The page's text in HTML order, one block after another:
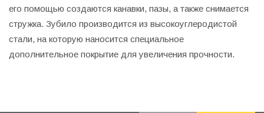
его помощью создаются канавки, пазы, а также снимается
стружка. Зубило производится из высокоуглеродистой
стали, на которую наносится специальное
дополнительное покрытие для увеличения прочности.